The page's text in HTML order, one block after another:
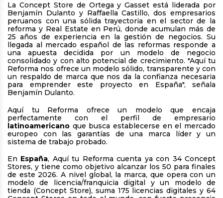
La Concept Store de Ortega y Gasset está liderada por
Benjamín Dulanto y Raffaella Castillo, dos empresarios
peruanos con una sólida trayectoria en el sector de la
reforma y Real Estate en Perú, donde acumulan más de
25 años de experiencia en la gestión de negocios. Su
llegada al mercado español de las reformas responde a
una apuesta decidida por un modelo de negocio
consolidado y con alto potencial de crecimiento. "Aquí tu
Reforma nos ofrece un modelo sólido, transparente y con
un respaldo de marca que nos da la confianza necesaria
para emprender este proyecto en España", señala
Benjamín Dulanto.
Aquí tu Reforma ofrece un modelo que encaja
perfectamente con el perfil de empresario
latinoamericano que busca establecerse en el mercado
europeo con las garantías de una marca líder y un
sistema de trabajo probado.
En España, Aquí tu Reforma cuenta ya con 34 Concept
Stores, y tiene como objetivo alcanzar los 50 para finales
de este 2026. A nivel global, la marca, que opera con un
modelo de licencia/franquicia digital y un modelo de
tienda (Concept Store), suma 175 licencias digitales y 64